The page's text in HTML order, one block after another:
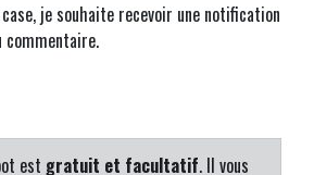
je souhaite recevoir une notification
commentaire.
est gratuit et facultatif. Il vous